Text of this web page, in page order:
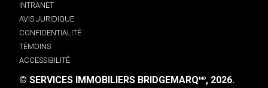
INTRANET
AVIS JURIDIQUE
CONFIDENTIALITÉ
TÉMOINS
ACCESSIBILITÉ
© SERVICES IMMOBILIERS BRIDGEMARQMD, 2026.